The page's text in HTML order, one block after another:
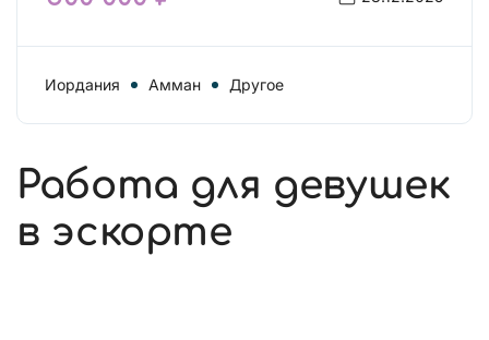
Иордания Амман Другое
Работа для девушек
в эскорте